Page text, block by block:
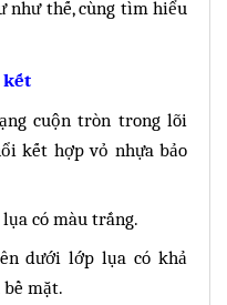
như thế, cùng tìm hiểu
kết
cuộn tròn trong lõi
kết hợp vỏ nhựa bảo
có màu trắng.
dưới lớp lụa có khả
mặt.